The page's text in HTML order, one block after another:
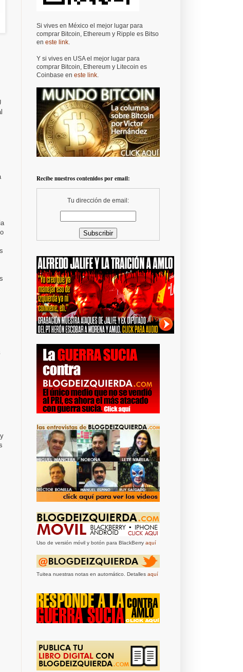
Si vives en México el mejor lugar para
comprar Bitcoin, Ethereum y Ripple es Bitso
en este link.
Y si vives en USA el mejor lugar para
comprar Bitcoin, Ethereum y Litecoin es
Coinbase en este link.
Recibe nuestros contenidos por email:
Tu dirección de email:
Uso de versión móvil y botón para BlackBerry aquí
Tuitea nuestras notas en automático. Detalles aquí